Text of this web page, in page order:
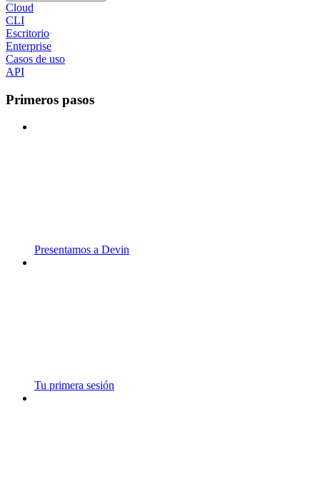
Cloud
CLI
Escritorio
Enterprise
Casos de uso
API
Primeros pasos
Presentamos a Devin
Tu primera sesión